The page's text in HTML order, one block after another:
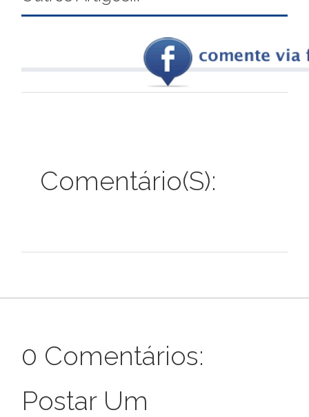
Comentário(s):
0 Comentários:
Postar Um